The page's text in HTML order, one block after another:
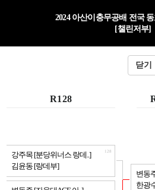
2024 아산이충무공배 전국
[챌린저부]
닫기
R128
강주목 [분당위너스 랑데..]
김윤동 [랑데부]
128
변동
한광